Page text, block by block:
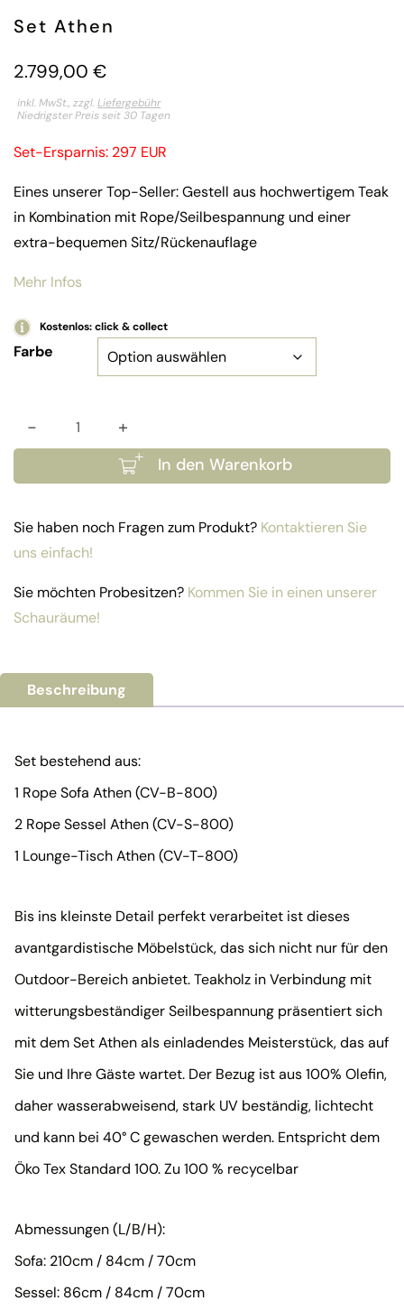
Set Athen
2.799,00 €
inkl. MwSt., zzgl.Liefergebühr
Niedrigster Preis seit 30 Tagen
Set-Ersparnis: 297 EUR
Eines unserer Top-Seller: Gestell aus hochwertigem Teak
in Kombination mit Rope/Seilbespannung und einer
extra-bequemen Sitz/Rückenauflage
Mehr Infos
Kostenlos: click & collect
Farbe
Set Athen Menge
- +
In den Warenkorb
Sie haben noch Fragen zum Produkt? Kontaktieren Sie
uns einfach!
Sie möchten Probesitzen? Kommen Sie in einen unserer
Schauräume!
Beschreibung
Set bestehend aus:
1 Rope Sofa Athen (CV-B-800)
2 Rope Sessel Athen (CV-S-800)
1 Lounge-Tisch Athen (CV-T-800)
Bis ins kleinste Detail perfekt verarbeitet ist dieses
avantgardistische Möbelstück, das sich nicht nur für den
Outdoor-Bereich anbietet. Teakholz in Verbindung mit
witterungsbeständiger Seilbespannung präsentiert sich
mit dem Set Athen als einladendes Meisterstück, das auf
Sie und Ihre Gäste wartet. Der Bezug ist aus 100% Olefin,
daher wasserabweisend, stark UV beständig, lichtecht
und kann bei 40° C gewaschen werden. Entspricht dem
Öko Tex Standard 100. Zu 100 % recycelbar
Abmessungen (L/B/H):
Sofa: 210cm / 84cm / 70cm
Sessel: 86cm / 84cm / 70cm